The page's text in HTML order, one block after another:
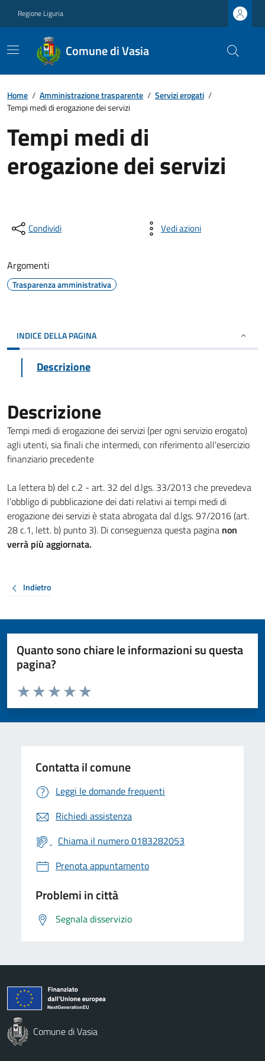
Regione Liguria
Comune di Vasia
Home / Amministrazione trasparente / Servizi erogati /
Tempi medi di erogazione dei servizi
Tempi medi di
erogazione dei servizi
Condividi Vedi azioni
Argomenti
Trasparenza amministrativa
INDICE DELLA PAGINA
Descrizione
Descrizione
Tempi medi di erogazione dei servizi (per ogni servizio erogato)
agli utenti, sia finali che intermedi, con riferimento all'esercizio
finanziario precedente
La lettera b) del c.2 - art. 32 del d.lgs. 33/2013 che prevedeva
l’obbligo di pubblicazione dei dati relativi ai tempi medi di
erogazione dei servizi è stata abrogata dal d.lgs. 97/2016 (art.
28 c.1, lett. b) punto 3). Di conseguenza questa pagina non
verrà più aggiornata.
Indietro
Quanto sono chiare le informazioni su questa
pagina?
Valuta da 1 a 5 stelle la pagina
Valuta 5 stelle su 5
Valuta 4 stelle su 5
Valuta 3 stelle su 5
Valuta 2 stelle su 5
Valuta 1 stelle su 5
Contatta il comune
Leggi le domande frequenti
Richiedi assistenza
Chiama il numero 0183282053
Prenota appuntamento
Problemi in città
Segnala disservizio
Comune di Vasia